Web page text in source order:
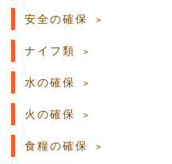
安全の確保
ナイフ類
水の確保
火の確保
食糧の確保